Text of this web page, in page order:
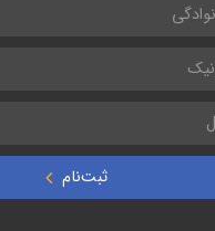
ثبت‌نام